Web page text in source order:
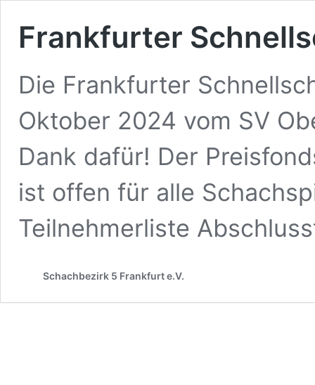
Frankfurter
Die Frankfurter
Oktober 2024 vom SV
Dank dafür! Der
ist offen für alle
Teilnehmerliste
Schachbezirk 5 Frankfurt e.V.